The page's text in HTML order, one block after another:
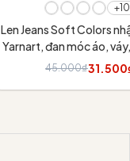
+10
Len Jeans Soft Colors
Yarnart, đan móc áo,
thú
45.000₫